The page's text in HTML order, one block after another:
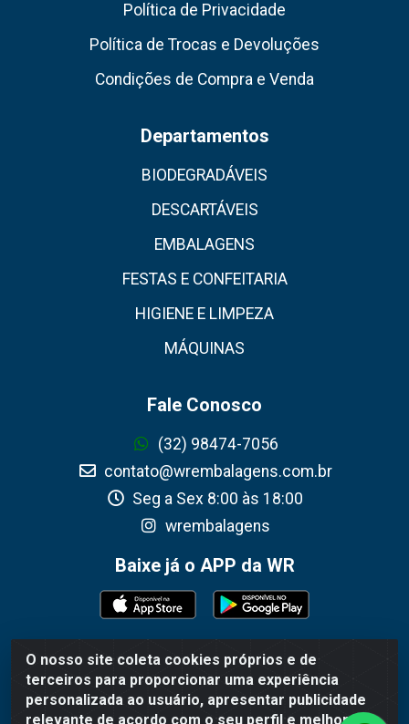
O nosso site coleta cookies próprios e de
terceiros para proporcionar uma experiência
personalizada ao usuário, apresentar publicidade
relevante de acordo com o seu perfil e melhorar a
Política de Privacidade
Política de Trocas e Devoluções
Condições de Compra e Venda
Departamentos
BIODEGRADÁVEIS
DESCARTÁVEIS
EMBALAGENS
FESTAS E CONFEITARIA
HIGIENE E LIMPEZA
MÁQUINAS
Fale Conosco
(32) 98474-7056
contato@wrembalagens.com.br
Seg a Sex 8:00 às 18:00
wrembalagens
Baixe já o APP da WR
WR Embalagens - R. Cel. Teodoro Gomes de Araújo, 1360 -
Grogotó - Barbacena / MG - CEP 36202-628 - CNPJ
02.692.206/0001-55